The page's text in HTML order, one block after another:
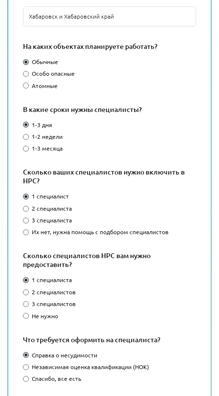
На каких объектах планируете работать?
Обычные
Особо опасные
Атомные
В какие сроки нужны специалисты?
1-3 дня
1-2 недели
1-3 месяца
Сколько ваших специалистов нужно включить в
НРС?
1 специалист
2 специалиста
3 специалиста
Их нет, нужна помощь с подбором специалистов
Сколько специалистов НРС вам нужно
предоставить?
1 специалиста
2 специалистов
3 специалистов
Не нужно
Что требуется оформить на специалиста?
Справка о несудимости
Независимая оценка квалификации (НОК)
Спасибо, все есть